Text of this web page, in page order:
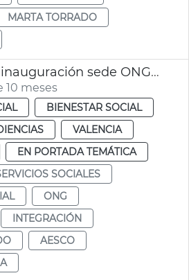
MARTA TORRADO
Marta Torrado inauguración sede ONG AESCO
10 meses
BIENESTAR SOCIAL
VALENCIA
EN PORTADA TEMÁTICA
SOCIALES
ONG
INTEGRACIÓN
AESCO